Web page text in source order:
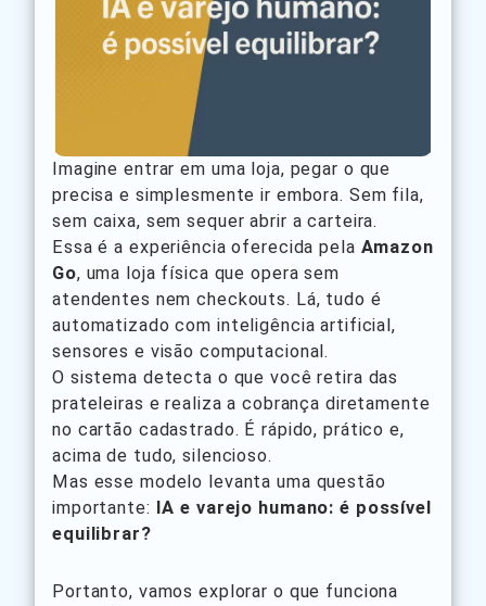
Imagine entrar em uma loja, pegar o que
precisa e simplesmente ir embora. Sem fila,
sem caixa, sem sequer abrir a carteira.
Essa é a experiência oferecida pela Amazon
Go, uma loja física que opera sem
atendentes nem checkouts. Lá, tudo é
automatizado com inteligência artificial,
sensores e visão computacional.
O sistema detecta o que você retira das
prateleiras e realiza a cobrança diretamente
no cartão cadastrado. É rápido, prático e,
acima de tudo, silencioso.
Mas esse modelo levanta uma questão
importante:
IA e varejo humano: é possível
equilibrar?
Portanto, vamos explorar o que funciona